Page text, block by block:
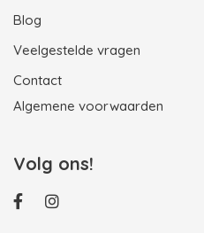
Blog
Veelgestelde vragen
Contact
Algemene voorwaarden
Volg ons!